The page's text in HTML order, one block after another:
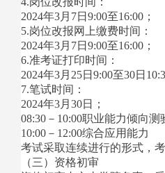
2024年3月7日9:00至16:00；
5.岗位改报网上缴费时间：
2024年3月7日9:00至16:00；
6.准考证打印时间：
2024年3月25日9:00至30日
7.笔试时间：
2024年3月30日；
08:30－10:00职业能力倾向测
10:00－12:00综合应用能力
考试采取连续进行的形式，
（三）资格初审